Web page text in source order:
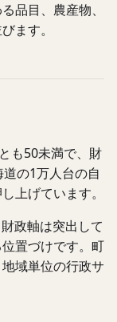
品目、農産物、
ます。
も50未満で、財
の1万人台の自
上げています。
政軸は突出して
置づけです。町
域単位の行政サ